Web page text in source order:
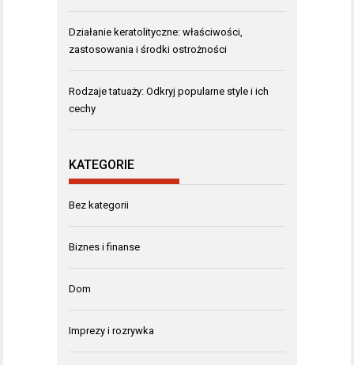
Działanie keratolityczne: właściwości,
zastosowania i środki ostrożności
Rodzaje tatuaży: Odkryj popularne style i ich
cechy
KATEGORIE
Bez kategorii
Biznes i finanse
Dom
Imprezy i rozrywka